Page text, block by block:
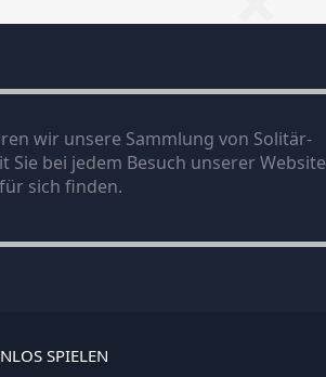
wir unsere Sammlung von Solitär-
Sie bei jedem Besuch unserer Website
sich finden.
SPIELEN